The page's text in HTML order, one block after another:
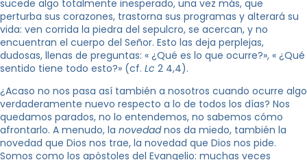
sucede algo totalmente inesperado, una vez más, que
perturba sus corazones, trastorna sus programas y alterará su
vida: ven corrida la piedra del sepulcro, se acercan, y no
encuentran el cuerpo del Señor. Esto las deja perplejas,
dudosas, llenas de preguntas: « ¿Qué es lo que ocurre?», « ¿Qué
sentido tiene todo esto?» (cf. Lc 2 4,4).
¿Acaso no nos pasa así también a nosotros cuando ocurre algo
verdaderamente nuevo respecto a lo de todos los días? Nos
quedamos parados, no lo entendemos, no sabemos cómo
afrontarlo. A menudo, la novedadnos da miedo, también la
novedad que Dios nos trae, la novedad que Dios nos pide.
Somos como los apóstoles del Evangelio: muchas veces